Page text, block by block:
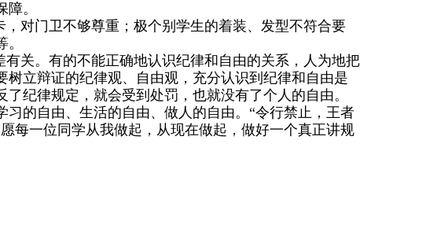
。
对门卫不够尊重；极个别学生的着装、发型不符合要
关。有的不能正确地认识纪律和自由的关系，人为地把
立辩证的纪律观、自由观，充分认识到纪律和自由是
纪律规定，就会受到处罚，也就没有了个人的自由。
的自由、生活的自由、做人的自由。“令行禁止，王者
每一位同学从我做起，从现在做起，做好一个真正讲规